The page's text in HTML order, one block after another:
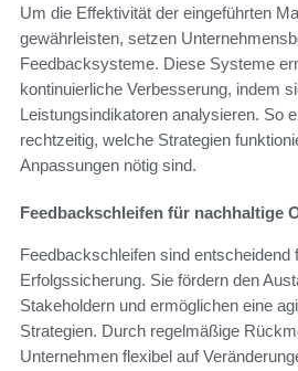
Um die Effektivität der eingeführten
gewährleisten, setzen
Feedbacksysteme. Diese Systeme
kontinuierliche Verbesserung, indem
Leistungsindikatoren analysieren. So
rechtzeitig, welche Strategien
Anpassungen nötig sind.
Feedbackschleifen für nachhaltige
Feedbackschleifen sind entscheidend
Erfolgssicherung. Sie fördern den
Stakeholdern und ermöglichen eine
Strategien. Durch regelmäßige
Unternehmen flexibel auf